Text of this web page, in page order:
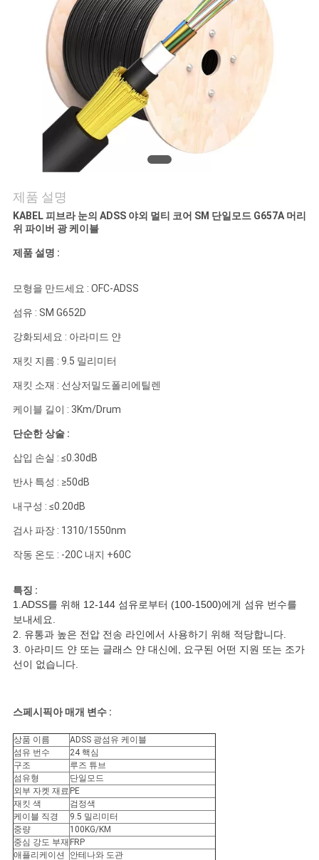
케
이
사
이
트
맵
PRIVACY
POLICY
제품 설명
KABEL 피브라 눈의 ADSS 야외 멀티 코어 SM 단일모드 G657A 머리
위 파이버 광 케이블
제품 설명 :
모형을 만드세요 : OFC-ADSS
섬유 : SM G652D
강화되세요 : 아라미드 얀
재킷 지름 : 9.5 밀리미터
재킷 소재 : 선상저밀도폴리에틸렌
케이블 길이 : 3Km/Drum
단순한 상술 :
삽입 손실 : ≤0.30dB
반사 특성 : ≥50dB
내구성 : ≤0.20dB
검사 파장 : 1310/1550nm
작동 온도 : -20C 내지 +60C
특징 :
1.ADSS를 위해 12-144 섬유로부터 (100-1500)에게 섬유 번수를
보내세요.
2. 유통과 높은 전압 전송 라인에서 사용하기 위해 적당합니다.
3. 아라미드 얀 또는 글래스 얀 대신에, 요구된 어떤 지원 또는 조가
선이 없습니다.
스페시픽아 매개 변수 :
상품 이름
ADSS 광섬유 케이블
섬유 번수
24 핵심
구조
루즈 튜브
섬유형
단일모드
외부 자켓 재료 PE
재킷 색
검정색
케이블 직경
9.5 밀리미터
중량
100KG/KM
중심 강도 부재 FRP
애플리케이션
안테나와 도관